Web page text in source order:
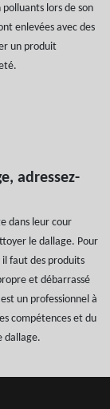
lors de son
enlevées avec des
un produit
adressez-
dans leur cour
le dallage. Pour
il faut des produits
et débarrassé
un professionnel à
compétences et du
dallage.